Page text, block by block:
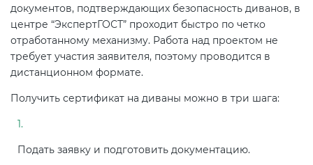
документов, подтверждающих безопасность диванов, в
центре “ЭкспертГОСТ” проходит быстро по четко
отработанному механизму. Работа над проектом не
требует участия заявителя, поэтому проводится в
дистанционном формате.
Получить сертификат на диваны можно в три шага:
Подать заявку и подготовить документацию.